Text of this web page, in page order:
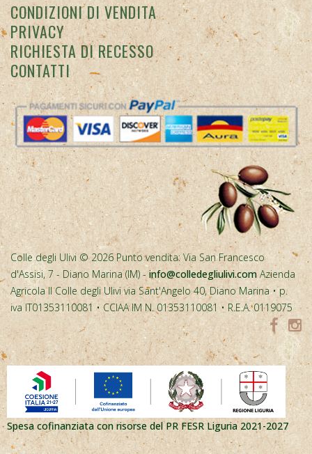
CONDIZIONI DI VENDITA
PRIVACY
RICHIESTA DI RECESSO
CONTATTI
Colle degli Ulivi © 2026 Punto vendita: Via San Francesco
d'Assisi, 7 - Diano Marina (IM) - info@colledegliulivi.com Azienda
Agricola Il Colle degli Ulivi via Sant'Angelo 40, Diano Marina • p.
iva IT01353110081 • CCIAA IM N. 01353110081 • R.E.A. 0119075
Spesa cofinanziata con risorse del PR FESR Liguria 2021-2027